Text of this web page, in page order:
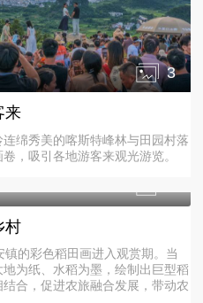
3
来
绵秀美的喀斯特峰林与田园村落
，吸引各地游客来观光游览。
村
的彩色稻田画进入观赏期。当
为纸、水稻为墨，绘制出巨型稻
合，促进农旅融合发展，带动农